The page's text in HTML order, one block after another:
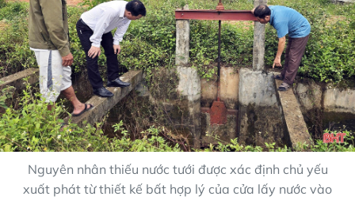
Nguyên nhân thiếu nước tưới được xác định chủ yếu
xuất phát từ thiết kế bất hợp lý của cửa lấy nước vào